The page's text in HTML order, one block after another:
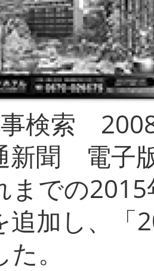
検索
聞 電子
までの
追加し、「
し